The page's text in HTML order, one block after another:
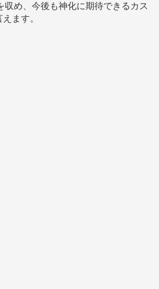
収め、今後も神化に期待できるカス
ます。